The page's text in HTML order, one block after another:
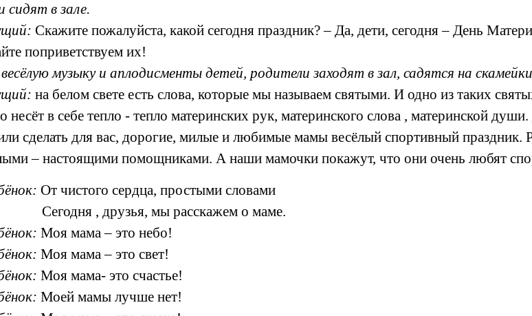
сидят в зале.
Скажите пожалуйста, какой сегодня праздник? – Да, дети, сегодня – День
поприветствуем их!
музыку и аплодисменты детей, родители заходят в зал, садятся на
на белом свете есть слова, которые мы называем святыми. И одно из таких
несёт в себе тепло - тепло материнских рук, материнского слова , материнской
сделать для вас, дорогие, милые и любимые мамы весёлый спортивный праздник.
– настоящими помощниками. А наши мамочки покажут, что они очень любят
От чистого сердца, простыми словами
Сегодня , друзья, мы расскажем о маме.
Моя мама – это небо!
Моя мама – это свет!
Моя мама- это счастье!
Моей мамы лучше нет!